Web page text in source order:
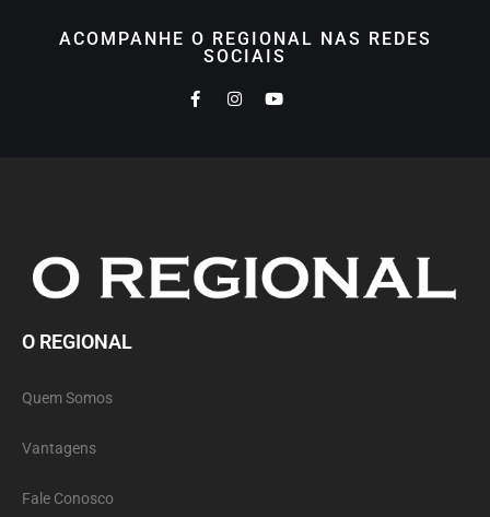
ACOMPANHE O REGIONAL NAS REDES
SOCIAIS
O REGIONAL
Quem Somos
Vantagens
Fale Conosco